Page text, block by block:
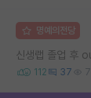
명예의전당
신생랩 졸업 후
112 37